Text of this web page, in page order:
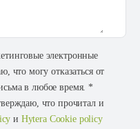
электронные
что могу отказаться от
в любое время. *
что прочитал и
и Hytera Cookie policy